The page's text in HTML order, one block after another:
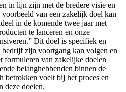
in lijn zijn met de bredere visie en
van een zakelijk doel kan
in de komende twee jaar met
te lanceren en onze
Dit doel is specifiek en
bedrijf zijn voortgang kan volgen en
formuleren van zakelijke doelen
belanghebbenden binnen de
betrokken voelt bij het proces en
deze doelen.